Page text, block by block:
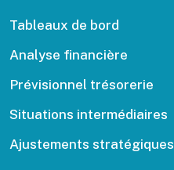
Tableaux de bord
Analyse financière
Prévisionnel trésorerie
Situations intermédiaires
Ajustements stratégiques